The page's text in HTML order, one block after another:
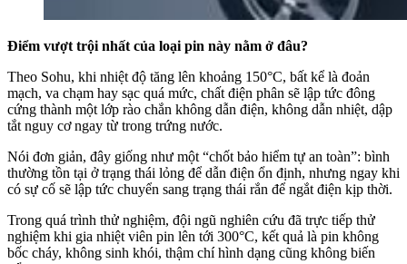
Điểm vượt trội nhất của loại pin này nằm ở đâu?
Theo Sohu, khi nhiệt độ tăng lên khoảng 150°C, bất kể là đoản
mạch, va chạm hay sạc quá mức, chất điện phân sẽ lập tức đông
cứng thành một lớp rào chắn không dẫn điện, không dẫn nhiệt, dập
tắt nguy cơ ngay từ trong trứng nước.
Nói đơn giản, đây giống như một “chốt bảo hiểm tự an toàn”: bình
thường tồn tại ở trạng thái lỏng để dẫn điện ổn định, nhưng ngay khi
có sự cố sẽ lập tức chuyển sang trạng thái rắn để ngắt điện kịp thời.
Trong quá trình thử nghiệm, đội ngũ nghiên cứu đã trực tiếp thử
nghiệm khi gia nhiệt viên pin lên tới 300°C, kết quả là pin không
bốc cháy, không sinh khói, thậm chí hình dạng cũng không biến